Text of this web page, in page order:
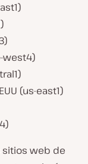
west4)
(us-east1)
web de